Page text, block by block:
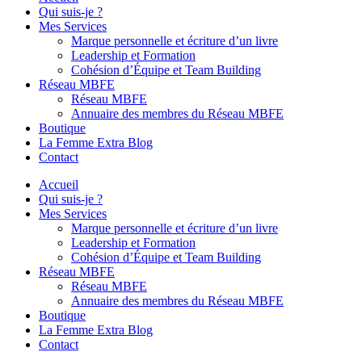
Qui suis-je ?
Mes Services
Marque personnelle et écriture d’un livre
Leadership et Formation
Cohésion d’Équipe et Team Building
Réseau MBFE
Réseau MBFE
Annuaire des membres du Réseau MBFE
Boutique
La Femme Extra Blog
Contact
Accueil
Qui suis-je ?
Mes Services
Marque personnelle et écriture d’un livre
Leadership et Formation
Cohésion d’Équipe et Team Building
Réseau MBFE
Réseau MBFE
Annuaire des membres du Réseau MBFE
Boutique
La Femme Extra Blog
Contact